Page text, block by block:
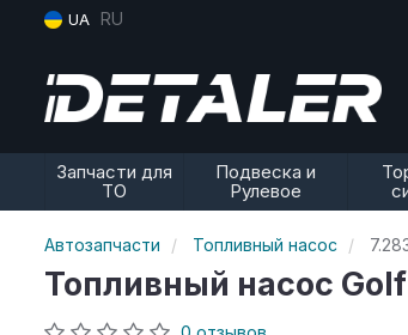
UA RU
Запчасти для
ТО
Подвеска и
Рулевое
Автозапчасти Топливный насос
Топливный насос